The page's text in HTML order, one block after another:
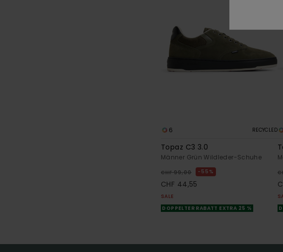
6 RECYCLED
Topaz C3 3.0
Männer Grün Wildleder-Schuhe
CHF 99,00 55%
CHF 44,55
SALE
DOPPELTER RABATT EXTRA 25 %